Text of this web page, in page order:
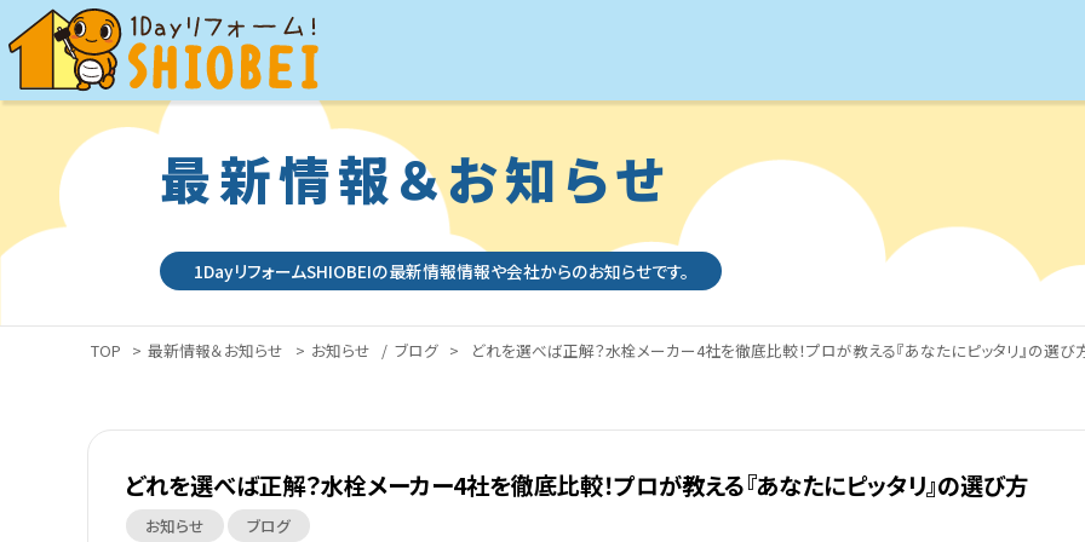
最新情報＆お知らせ
1DayリフォームSHIOBEIの最新情報情報や会社からのお知らせです。
TOP > 最新情報＆お知らせ > お知らせ / ブログ > どれを選べば正解？水栓メーカー4社を徹底比較！プロが教える『あなたにピッタリ』の選び
どれを選べば正解？水栓メーカー4社を徹底比較！プロが教える『あなたにピッタリ』の選び方
お知らせ ブログ